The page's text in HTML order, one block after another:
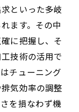
といった多岐
ます。その中
に把握し、そ
技術の活用で
チューニング
気効率の調整
を損なわず機